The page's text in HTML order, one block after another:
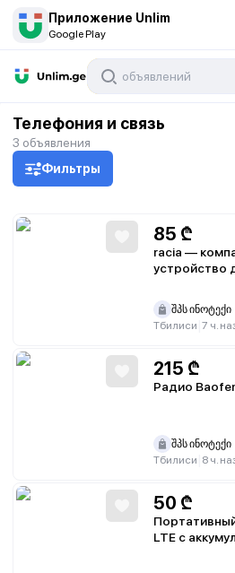
Приложение Unlim
Google Play
Телефония и связь
3 объявления
Фильтры
85 ₾
racia —
устройство
შპს ინოტექი
Тбилиси 7 ч.
215 ₾
Радио
შპს ინოტექი
Тбилиси 8 ч.
50 ₾
LTE с